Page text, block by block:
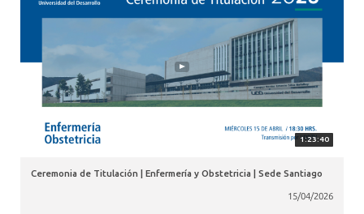
1:23:40
Ceremonia de Titulación | Enfermería y Obstetricia | Sede Santiago
15/04/2026